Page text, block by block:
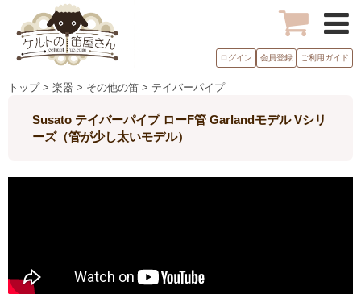
ログイン 会員登録 ご利用ガイド
トップ > 楽器 > その他の笛 > テイバーパイプ
Susato テイバーパイプ ローF管 Garlandモデル Vシリ
ーズ（管が少し太いモデル）